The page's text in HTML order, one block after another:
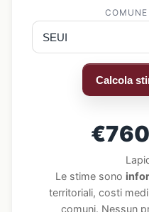
Calcola
Le stime sono
territoriali, costi
comuni. Nessun